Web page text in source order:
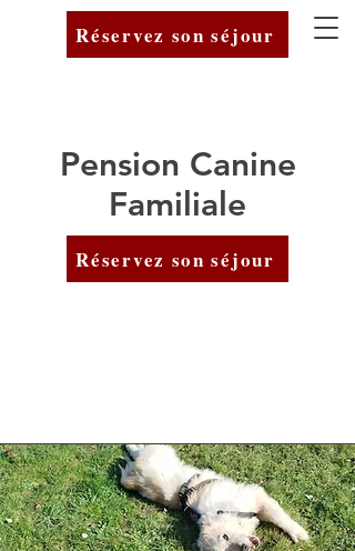
Réservez son séjour
Pension Canine
Familiale
Réservez son séjour